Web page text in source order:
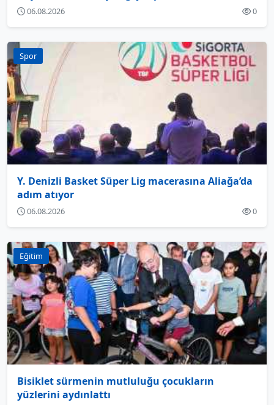
06.08.2026 0
Spor
Y. Denizli Basket Süper Lig macerasına Aliağa’da
adım atıyor
06.08.2026 0
Eğitim
Bisiklet sürmenin mutluluğu çocukların
yüzlerini aydınlattı